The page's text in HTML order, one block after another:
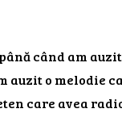
când am
auzit o melodie
care avea